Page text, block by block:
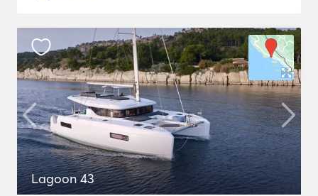
Lagoon 43